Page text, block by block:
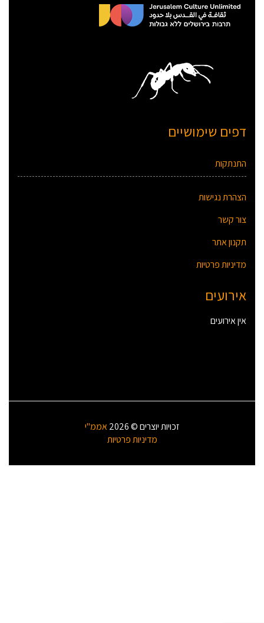
דפים שימושיים
התנתקות
הצהרת נגישות
צור קשר
תקנון אתר
מדיניות פרטיות
אירועים
אין אירועים
זכויות יוצרים © 2026
אממ"י
מדיניות פרטיות